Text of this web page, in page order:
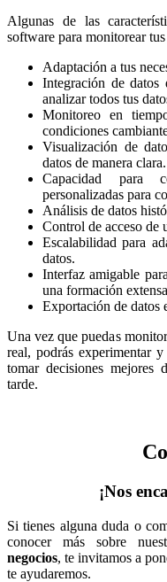
Algunas de las
software para monitorear
Adaptación a tus
Integración de datos
analizar todos tus
Monitoreo en
condiciones
Visualización de
datos de manera clara.
Capacidad para
personalizadas para
Análisis de datos
Control de acceso de
Escalabilidad para
datos.
Interfaz amigable
una formación
Exportación de datos
Una vez que puedas
real, podrás experimentar
tomar decisiones mejores
tarde.
¡Nos
Si tienes alguna duda o
conocer más sobre
negocios, te invitamos a
te ayudaremos.